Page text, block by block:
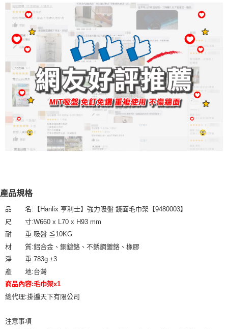
產品規格
品 名:【Hanlix 亨利士】強力吸盤 鏡面毛巾架【9480003】
尺 寸:W660 x L70 x H93 mm
耐 重:吸盤 ≦10KG
材 質:鋁合金、銅鍍鉻、不銹鋼鍍鉻、橡膠
淨 重:783g ±3
產 地:台灣
商品內容:毛巾架x1
總代理:掛遍天下有限公司
注意事項